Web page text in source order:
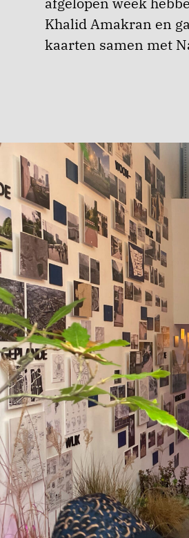
Khalid Amakran en
kaarten samen met